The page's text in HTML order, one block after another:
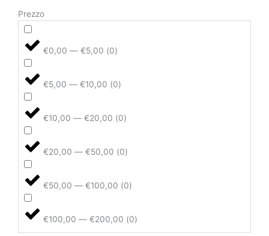
Prezzo
€0,00 — €5,00 (0)
€5,00 — €10,00 (0)
€10,00 — €20,00 (0)
€20,00 — €50,00 (0)
€50,00 — €100,00 (0)
€100,00 — €200,00 (0)